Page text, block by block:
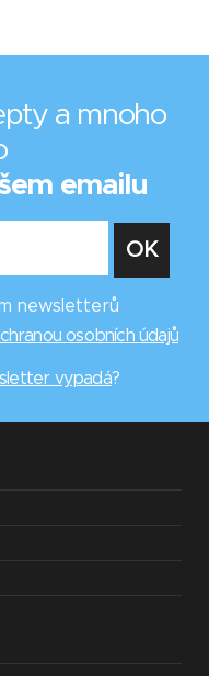
a mnoho
emailu
newsletterů
osobních údajů
vypadá?